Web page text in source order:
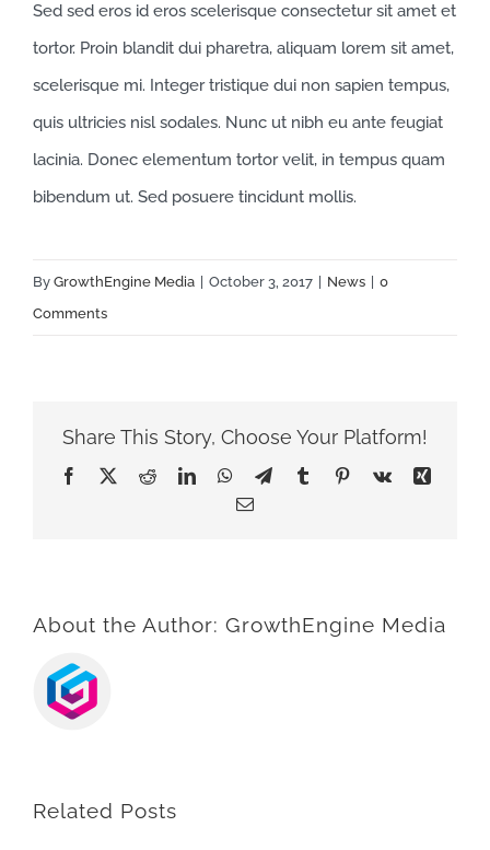
Sed sed eros id eros scelerisque consectetur sit amet et
tortor. Proin blandit dui pharetra, aliquam lorem sit amet,
scelerisque mi. Integer tristique dui non sapien tempus,
quis ultricies nisl sodales. Nunc ut nibh eu ante feugiat
lacinia. Donec elementum tortor velit, in tempus quam
bibendum ut. Sed posuere tincidunt mollis.
By GrowthEngine Media October 3, 2017 News
0
Comments
Share This Story, Choose Your Platform!
Facebook
X RedditLinkedInWhatsApp
TelegramTumblrPinterest
Vk
Xing
Email
About the Author: GrowthEngine Media
Related Posts